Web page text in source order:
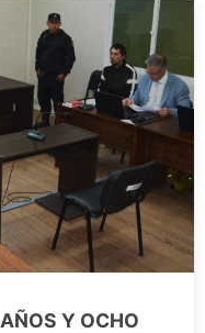
Y OCHO